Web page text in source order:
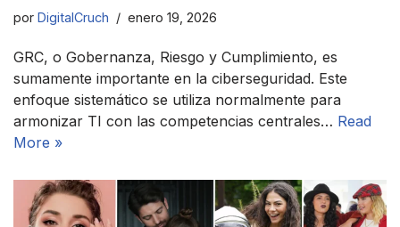
por DigitalCruch enero 19, 2026
GRC, o Gobernanza, Riesgo y Cumplimiento, es
sumamente importante en la ciberseguridad. Este
enfoque sistemático se utiliza normalmente para
armonizar TI con las competencias centrales… Read
More »